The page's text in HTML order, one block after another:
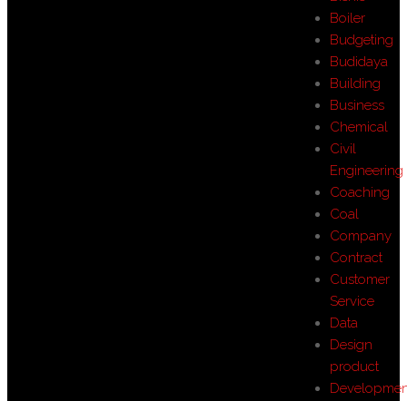
Boiler
Budgeting
Budidaya
Building
Business
Chemical
Civil
Engineering
Coaching
Coal
Company
Contract
Customer
Service
Data
Design
product